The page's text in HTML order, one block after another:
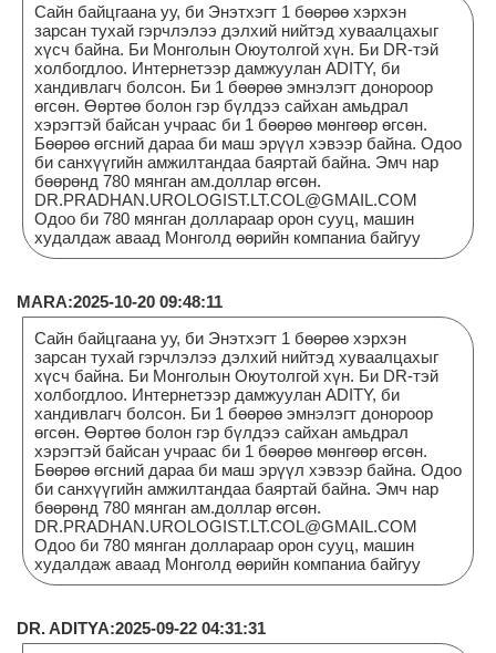
Сайн байцгаана уу, би Энэтхэгт 1 бөөрөө хэрхэн
зарсан тухай гэрчлэлээ дэлхий нийтэд хуваалцахыг
хүсч байна. Би Монголын Оюутолгой хүн. Би DR-тэй
холбогдлоо. Интернетээр дамжуулан ADITY, би
хандивлагч болсон. Би 1 бөөрөө эмнэлэгт донороор
өгсөн. Өөртөө болон гэр бүлдээ сайхан амьдрал
хэрэгтэй байсан учраас би 1 бөөрөө мөнгөөр өгсөн.
Бөөрөө өгсний дараа би маш эрүүл хэвээр байна. Одоо
би санхүүгийн амжилтандаа баяртай байна. Эмч нар
бөөрөнд 780 мянган ам.доллар өгсөн.
DR.PRADHAN.UROLOGIST.LT.COL@GMAIL.COM
Одоо би 780 мянган доллараар орон сууц, машин
худалдаж аваад Монголд өөрийн компаниа байгуу
MARA:2025-10-20 09:48:11
Сайн байцгаана уу, би Энэтхэгт 1 бөөрөө хэрхэн
зарсан тухай гэрчлэлээ дэлхий нийтэд хуваалцахыг
хүсч байна. Би Монголын Оюутолгой хүн. Би DR-тэй
холбогдлоо. Интернетээр дамжуулан ADITY, би
хандивлагч болсон. Би 1 бөөрөө эмнэлэгт донороор
өгсөн. Өөртөө болон гэр бүлдээ сайхан амьдрал
хэрэгтэй байсан учраас би 1 бөөрөө мөнгөөр өгсөн.
Бөөрөө өгсний дараа би маш эрүүл хэвээр байна. Одоо
би санхүүгийн амжилтандаа баяртай байна. Эмч нар
бөөрөнд 780 мянган ам.доллар өгсөн.
DR.PRADHAN.UROLOGIST.LT.COL@GMAIL.COM
Одоо би 780 мянган доллараар орон сууц, машин
худалдаж аваад Монголд өөрийн компаниа байгуу
DR. ADITYA:2025-09-22 04:31:31